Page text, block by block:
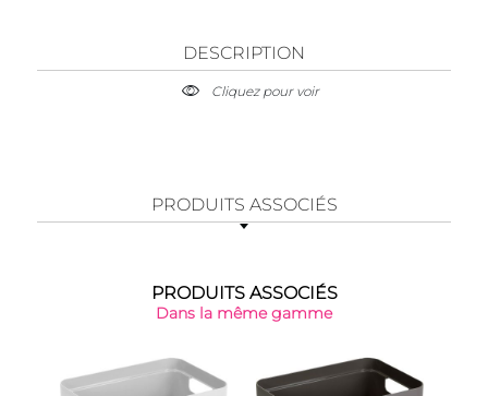
DESCRIPTION
Cliquez pour voir
PRODUITS ASSOCIÉS
PRODUITS ASSOCIÉS
Dans la même gamme